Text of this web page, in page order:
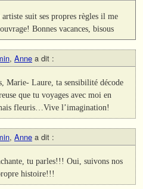
suit ses propres règles il me
Bonnes vacances, bisous
, Anne a dit :
Marie- Laure, ta sensibilité décode
que tu voyages avec moi en
fleuris…Vive l’imagination!
, Anne a dit :
tu parles!!! Oui, suivons nos
histoire!!!